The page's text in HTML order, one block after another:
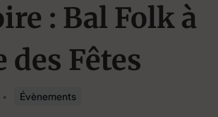
: Bal Folk à
des Fêtes
• Évènements